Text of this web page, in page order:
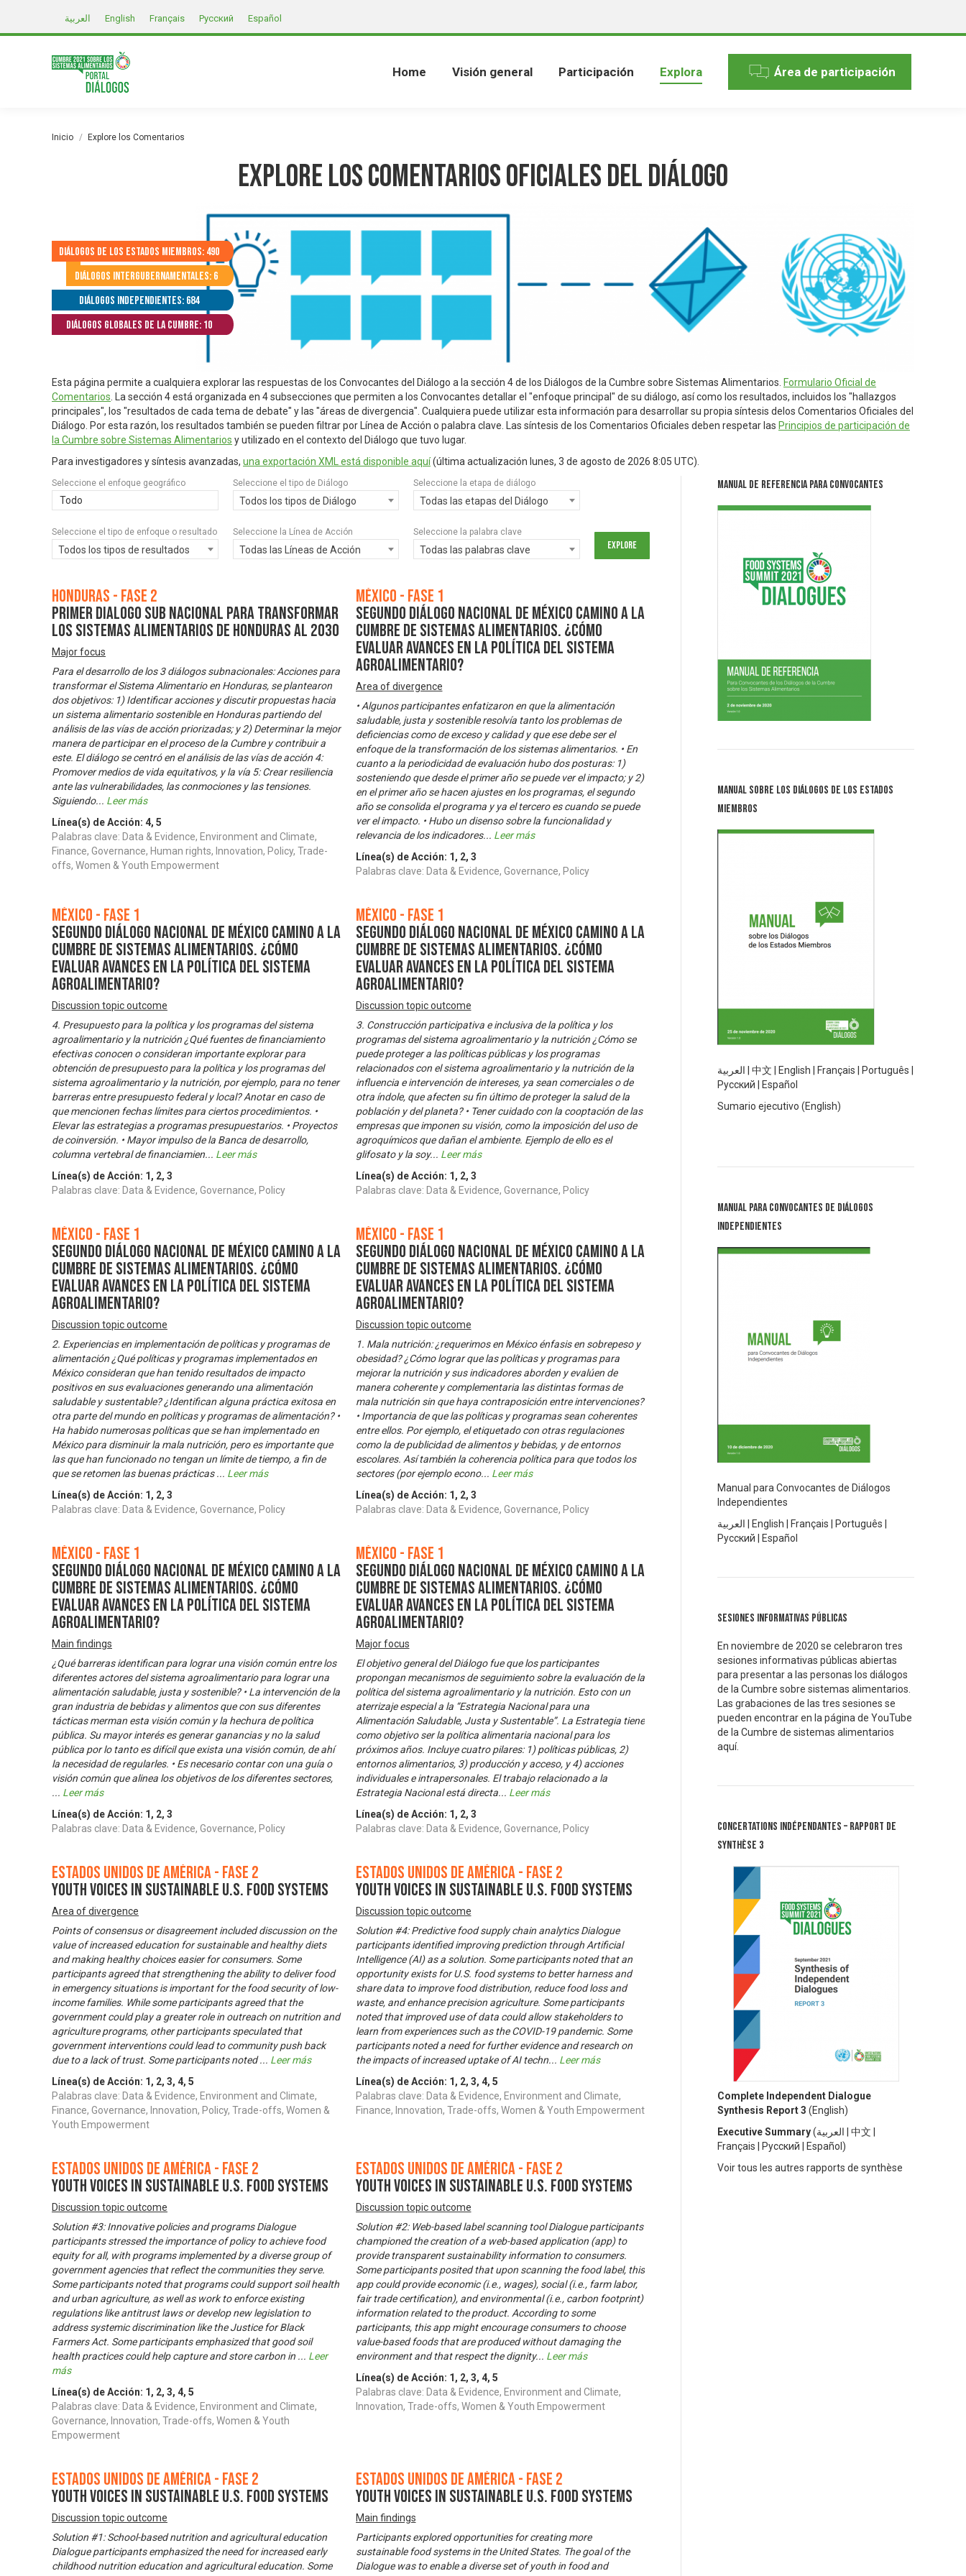
العربية English Français Русский Español
Home Visión general Participación Explora Área de participación
Estás aquí:
Inicio Explore los Comentarios
Explore los Comentarios Oficiales del Diálogo
Diálogos de los Estados Miembros: 490
Diálogos Intergubernamentales: 6
Diálogos independientes: 684
Diálogos globales de la Cumbre: 10
Esta página permite a cualquiera explorar las respuestas de los Convocantes del Diálogo a la sección 4 de los Diálogos de la Cumbre sobre Sistemas Alimentarios. Formulario Oficial de
Comentarios. La sección 4 está organizada en 4 subsecciones que permiten a los Convocantes detallar el "enfoque principal" de su diálogo, así como los resultados, incluidos los "hallazgos
principales", los "resultados de cada tema de debate" y las "áreas de divergencia". Cualquiera puede utilizar esta información para desarrollar su propia síntesis delos Comentarios Oficiales del
Diálogo. Por esta razón, los resultados también se pueden filtrar por Línea de Acción o palabra clave. Las síntesis de los Comentarios Oficiales deben respetar las Principios de participación de
la Cumbre sobre Sistemas Alimentarios y utilizado en el contexto del Diálogo que tuvo lugar.
Para investigadores y síntesis avanzadas, una exportación XML está disponible aquí(última actualización lunes, 3 de agosto de 2026 8:05 UTC).
Seleccione el enfoque geográfico
Todo
Seleccione el tipo de Diálogo
Todos los tipos de Diálogo
Seleccione la etapa de diálogo
Todas las etapas del Diálogo
Seleccione el tipo de enfoque o resultado
Todos los tipos de resultados
Seleccione la Línea de Acción
Todas las Líneas de Acción
Seleccione la palabra clave
Todas las palabras clave
Honduras - Fase 2
Primer Dialogo Sub nacional para transformar
los sistemas alimentarios de Honduras al 2030
Major focus
Para el desarrollo de los 3 diálogos subnacionales: Acciones para
transformar el Sistema Alimentario en Honduras, se plantearon
dos objetivos: 1) Identificar acciones y discutir propuestas hacia
un sistema alimentario sostenible en Honduras partiendo del
análisis de las vías de acción priorizadas; y 2) Determinar la mejor
manera de participar en el proceso de la Cumbre y contribuir a
este. El diálogo se centró en el análisis de las vías de acción 4:
Promover medios de vida equitativos, y la vía 5: Crear resiliencia
ante las vulnerabilidades, las conmociones y las tensiones.
Siguiendo... Leer más
Línea(s) de Acción: 4, 5
Palabras clave: Data & Evidence, Environment and Climate,
Finance, Governance, Human rights, Innovation, Policy, Trade-
offs, Women & Youth Empowerment
México - Fase 1
Segundo Diálogo Nacional de México camino a la
Cumbre de Sistemas Alimentarios. ¿Cómo
evaluar avances en la política del sistema
agroalimentario?
Area of divergence
• Algunos participantes enfatizaron en que la alimentación
saludable, justa y sostenible resolvía tanto los problemas de
deficiencias como de exceso y calidad y que ese debe ser el
enfoque de la transformación de los sistemas alimentarios. • En
cuanto a la periodicidad de evaluación hubo dos posturas: 1)
sosteniendo que desde el primer año se puede ver el impacto; y 2)
en el primer año se hacen ajustes en los programas, el segundo
año se consolida el programa y ya el tercero es cuando se puede
ver el impacto. • Hubo un disenso sobre la funcionalidad y
relevancia de los indicadores... Leer más
Línea(s) de Acción: 1 , 2, 3
Palabras clave: Data & Evidence, Governance, Policy
México - Fase 1
Segundo Diálogo Nacional de México camino a la
Cumbre de Sistemas Alimentarios. ¿Cómo
evaluar avances en la política del sistema
agroalimentario?
Discussion topic outcome
4. Presupuesto para la política y los programas del sistema
agroalimentario y la nutrición ¿Qué fuentes de financiamiento
efectivas conocen o consideran importante explorar para
obtención de presupuesto para la política y los programas del
sistema agroalimentario y la nutrición, por ejemplo, para no tener
barreras entre presupuesto federal y local? Anotar en caso de
que mencionen fechas límites para ciertos procedimientos. •
Elevar las estrategias a programas presupuestarios. • Proyectos
de coinversión. • Mayor impulso de la Banca de desarrollo,
columna vertebral de financiamien... Leer más
Línea(s) de Acción: 1 , 2, 3
Palabras clave: Data & Evidence, Governance, Policy
México - Fase 1
Segundo Diálogo Nacional de México camino a la
Cumbre de Sistemas Alimentarios. ¿Cómo
evaluar avances en la política del sistema
agroalimentario?
Discussion topic outcome
3. Construcción participativa e inclusiva de la política y los
programas del sistema agroalimentario y la nutrición ¿Cómo se
puede proteger a las políticas públicas y los programas
relacionados con el sistema agroalimentario y la nutrición de la
influencia e intervención de intereses, ya sean comerciales o de
otra índole, que afecten su fin último de proteger la salud de la
población y del planeta? • Tener cuidado con la cooptación de las
empresas que imponen su visión, como la imposición del uso de
agroquímicos que dañan el ambiente. Ejemplo de ello es el
glifosato y la soy... Leer más
Línea(s) de Acción: 1 , 2, 3
Palabras clave: Data & Evidence, Governance, Policy
México - Fase 1
Segundo Diálogo Nacional de México camino a la
Cumbre de Sistemas Alimentarios. ¿Cómo
evaluar avances en la política del sistema
agroalimentario?
Discussion topic outcome
2. Experiencias en implementación de políticas y programas de
alimentación ¿Qué políticas y programas implementados en
México consideran que han tenido resultados de impacto
positivos en sus evaluaciones generando una alimentación
saludable y sustentable? ¿Identifican alguna práctica exitosa en
otra parte del mundo en políticas y programas de alimentación? •
Ha habido numerosas políticas que se han implementado en
México para disminuir la mala nutrición, pero es importante que
las que han funcionado no tengan un límite de tiempo, a fin de
que se retomen las buenas prácticas... Leer más
Línea(s) de Acción: 1 , 2, 3
Palabras clave: Data & Evidence, Governance, Policy
México - Fase 1
Segundo Diálogo Nacional de México camino a la
Cumbre de Sistemas Alimentarios. ¿Cómo
evaluar avances en la política del sistema
agroalimentario?
Discussion topic outcome
1. Mala nutrición: ¿requerimos en México énfasis en sobrepeso y
obesidad? ¿Cómo lograr que las políticas y programas para
mejorar la nutrición y sus indicadores aborden y evalúen de
manera coherente y complementaria las distintas formas de
mala nutrición sin que haya contraposición entre intervenciones?
• Importancia de que las políticas y programas sean coherentes
entre ellos. Por ejemplo, el etiquetado con otras regulaciones
como la de publicidad de alimentos y bebidas, y de entornos
escolares. Así también la coherencia política para que todos los
sectores (por ejemplo econo... Leer más
Línea(s) de Acción: 1 , 2, 3
Palabras clave: Data & Evidence, Governance, Policy
México - Fase 1
Segundo Diálogo Nacional de México camino a la
Cumbre de Sistemas Alimentarios. ¿Cómo
evaluar avances en la política del sistema
agroalimentario?
Main findings
¿Qué barreras identifican para lograr una visión común entre los
diferentes actores del sistema agroalimentario para lograr una
alimentación saludable, justa y sostenible? • La intervención de la
gran industria de bebidas y alimentos que con sus diferentes
tácticas merman esta visión común y la hechura de política
pública. Su mayor interés es generar ganancias y no la salud
pública por lo tanto es difícil que exista una visión común, de ahí
la necesidad de regularles. • Es necesario contar con una guía o
visión común que alinea los objetivos de los diferentes sectores,
... Leer más
Línea(s) de Acción: 1 , 2, 3
Palabras clave: Data & Evidence, Governance, Policy
México - Fase 1
Segundo Diálogo Nacional de México camino a la
Cumbre de Sistemas Alimentarios. ¿Cómo
evaluar avances en la política del sistema
agroalimentario?
Major focus
El objetivo general del Diálogo fue que los participantes
propongan mecanismos de seguimiento sobre la evaluación de la
política del sistema agroalimentario y la nutrición. Esto con un
aterrizaje especial a la “Estrategia Nacional para una
Alimentación Saludable, Justa y Sustentable”. La Estrategia tiene
como objetivo ser la política alimentaria nacional para los
próximos años. Incluye cuatro pilares: 1) políticas públicas, 2)
entornos alimentarios, 3) producción y acceso, y 4) acciones
individuales e intrapersonales. El trabajo relacionado a la
Estrategia Nacional está directa... Leer más
Línea(s) de Acción: 1 , 2, 3
Palabras clave: Data & Evidence, Governance, Policy
Estados Unidos de América - Fase 2
Youth Voices in Sustainable U.S. Food Systems
Area of divergence
Points of consensus or disagreement included discussion on the
value of increased education for sustainable and healthy diets
and making healthy choices easier for consumers. Some
participants agreed that strengthening the ability to deliver food
in emergency situations is important for the food security of low-
income families. While some participants agreed that the
government could play a greater role in outreach on nutrition and
agriculture programs, other participants speculated that
government interventions could lead to community push back
due to a lack of trust. Some participants noted... Leer más
Línea(s) de Acción: 1 , 2, 3, 4, 5
Palabras clave: Data & Evidence, Environment and Climate,
Finance, Governance, Innovation, Policy, Trade-offs, Women &
Youth Empowerment
Estados Unidos de América - Fase 2
Youth Voices in Sustainable U.S. Food Systems
Discussion topic outcome
Solution #4: Predictive food supply chain analytics Dialogue
participants identified improving prediction through Artificial
Intelligence (AI) as a solution. Some participants noted that an
opportunity exists for U.S. food systems to better harness and
share data to improve food distribution, reduce food loss and
waste, and enhance precision agriculture. Some participants
noted that improved use of data could allow stakeholders to
learn from experiences such as the COVID-19 pandemic. Some
participants noted a need for further evidence and research on
the impacts of increased uptake of AI techn... Leer más
Línea(s) de Acción: 1 , 2, 3, 4, 5
Palabras clave: Data & Evidence, Environment and Climate,
Finance, Innovation, Trade-offs, Women & Youth Empowerment
Estados Unidos de América - Fase 2
Youth Voices in Sustainable U.S. Food Systems
Discussion topic outcome
Solution #3: Innovative policies and programs Dialogue
participants stressed the importance of policy to achieve food
equity for all, with programs implemented by a diverse group of
government agencies that reflect the communities they serve.
Some participants noted that programs could support soil health
and urban agriculture, as well as work to enforce existing
regulations like antitrust laws or develop new legislation to
address systemic discrimination like the Justice for Black
Farmers Act. Some participants emphasized that good soil
health practices could help capture and store carbon in ... Leer
más
Línea(s) de Acción: 1 , 2, 3, 4, 5
Palabras clave: Data & Evidence, Environment and Climate,
Governance, Innovation, Trade-offs, Women & Youth
Empowerment
Estados Unidos de América - Fase 2
Youth Voices in Sustainable U.S. Food Systems
Discussion topic outcome
Solution #2: Web-based label scanning tool Dialogue participants
championed the creation of a web-based application (app) to
provide transparent sustainability information to consumers.
Some participants posited that upon scanning the food label, this
app could provide economic (i.e., wages), social (i.e., farm labor,
fair trade certification), and environmental (i.e., carbon footprint)
information related to the product. According to some
participants, this app might encourage consumers to choose
value-based foods that are produced without damaging the
environment and that respect the dignity... Leer más
Línea(s) de Acción: 1 , 2, 3, 4, 5
Palabras clave: Data & Evidence, Environment and Climate,
Innovation, Trade-offs, Women & Youth Empowerment
Estados Unidos de América - Fase 2
Youth Voices in Sustainable U.S. Food Systems
Discussion topic outcome
Solution #1: School-based nutrition and agricultural education
Dialogue participants emphasized the need for increased early
childhood nutrition education and agricultural education. Some
Estados Unidos de América - Fase 2
Youth Voices in Sustainable U.S. Food Systems
Main findings
Participants explored opportunities for creating more
sustainable food systems in the United States. The goal of the
Dialogue was to enable a diverse set of youth in food and
Manual de Referencia para Convocantes
Manual sobre los Diálogos de los Estados
Miembros
العربية 中文 English Français Português
Русский
Español
Sumario ejecutivo (English)
Manual para Convocantes de Diálogos
Independientes
Manual para Convocantes de Diálogos
Independientes
العربية
English Français Português
Русский
Español
Sesiones informativas públicas
En noviembre de 2020 se celebraron tres
sesiones informativas públicas abiertas
para presentar a las personas los diálogos
de la Cumbre sobre sistemas alimentarios.
Las grabaciones de las tres sesiones se
pueden encontrar en la página de YouTube
de la Cumbre de sistemas alimentarios
aquí.
Concertations Indépendantes – Rapport de
synthèse 3
Complete Independent Dialogue
Synthesis Report 3 (English)
Executive Summary(العربية 中文
Français
Русский
Español)
Voir tous les autres rapports de synthèse